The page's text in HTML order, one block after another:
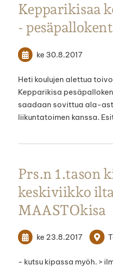
Kepparikisaa
-
ke 30.8.2017
Heti koulujen alettua
Kepparikisa
saadaan sovittua ala-
liikuntatoimen kanssa.
Prs.n 1.tason
keskiviikko
MAASTOkisa
ke 23.8.2017
- kutsu kipassa myöh. >